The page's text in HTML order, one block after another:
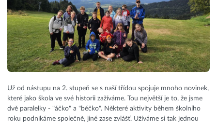
Už od nástupu na 2. stupeň se s naší třídou spojuje mnoho novinek,
které jako škola ve své historii zažíváme. Tou největší je to, že jsme
dvě paralelky - "áčko" a "béčko". Některé aktivity během školního
roku podnikáme společně, jiné zase zvlášť. Užíváme si tak jednou